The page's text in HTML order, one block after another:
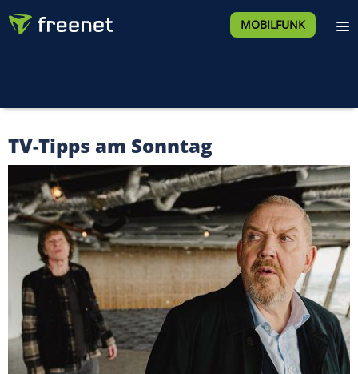
MOBILFUNK
TV-Tipps am Sonntag